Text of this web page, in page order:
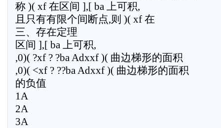
称 )( xf 在区间 ],[ ba 上可积,
且只有有限个间断点,则 )( xf 在
三、存在定理
区间 ],[ ba 上可积,
,0)( ?xf ? ?ba Adxxf )( 曲边梯形的面积
,0)( <xf ? ??ba Adxxf )( 曲边梯形的面积
的负值
1A
2A
3A